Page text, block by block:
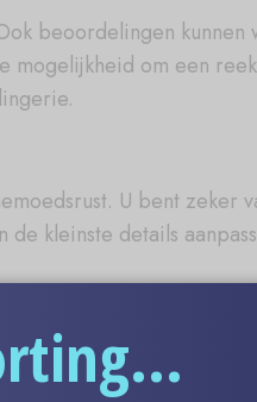
beoordelingen
mogelijkheid om een
U bent
kleinste details
van de beste
naar bestemmingen.